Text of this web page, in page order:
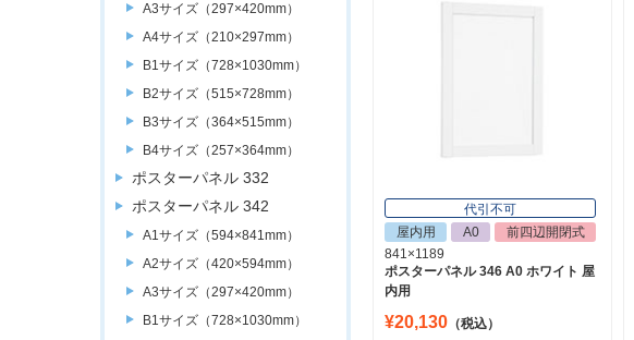
代引不可
屋内用
A0
前四辺開閉式
841×1189
ポスターパネル 346 A0 ホワイト 屋
内用
¥20,130 （税込）
A3サイズ（297×420mm）
A4サイズ（210×297mm）
B1サイズ（728×1030mm）
B2サイズ（515×728mm）
B3サイズ（364×515mm）
B4サイズ（257×364mm）
ポスターパネル 332
ポスターパネル 342
A1サイズ（594×841mm）
A2サイズ（420×594mm）
A3サイズ（297×420mm）
B1サイズ（728×1030mm）